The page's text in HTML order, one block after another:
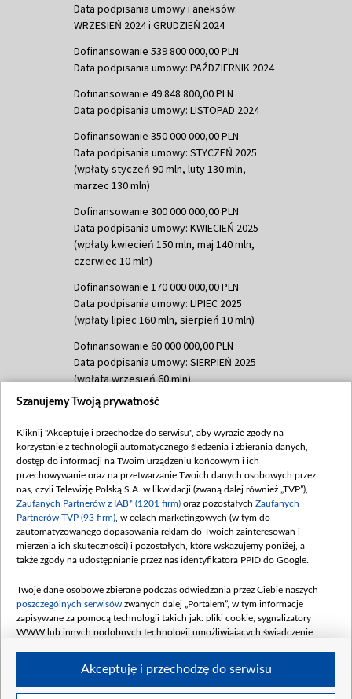
Data podpisania umowy i aneksów:
WRZESIEŃ 2024 i GRUDZIEŃ 2024
Dofinansowanie 539 800 000,00 PLN
Data podpisania umowy: PAŹDZIERNIK 2024
Dofinansowanie 49 848 800,00 PLN
Data podpisania umowy: LISTOPAD 2024
Dofinansowanie 350 000 000,00 PLN
Data podpisania umowy: STYCZEŃ 2025
(wpłaty styczeń 90 mln, luty 130 mln,
marzec 130 mln)
Dofinansowanie 300 000 000,00 PLN
Data podpisania umowy: KWIECIEŃ 2025
(wpłaty kwiecień 150 mln, maj 140 mln,
czerwiec 10 mln)
Dofinansowanie 170 000 000,00 PLN
Data podpisania umowy: LIPIEC 2025
(wpłaty lipiec 160 mln, sierpień 10 mln)
Dofinansowanie 60 000 000,00 PLN
Data podpisania umowy: SIERPIEŃ 2025
(wpłata wrzesień 60 mln)
Dofinansowanie 635 783 051,21 PLN
(wpłata wrzesień 100 mln, październik 350
mln, listopad 265 mln)
Dofinansowanie 48 862 000,00 PLN
Data podpisania umowy: GRUDZIEŃ 2025
(wpłata grudzień 60,548 mln)
Dofinansowanie 900 000 000,00 PLN
Data podpisania umowy: LUTY 2026 (wpłata
kwiecień 180 mln, 7 maja 180 mln, 8
czerwca 90 mln)
Dofinansowanie 250 000 000,00 PLN
4 sierpnia 250 mln
Szanujemy Twoją prywatność
Kliknij "Akceptuję i przechodzę do serwisu", aby wyrazić zgody na
korzystanie z technologii automatycznego śledzenia i zbierania danych,
dostęp do informacji na Twoim urządzeniu końcowym i ich
przechowywanie oraz na przetwarzanie Twoich danych osobowych przez
nas, czyli Telewizję Polską S.A. w likwidacji (zwaną dalej również „TVP”),
Zaufanych Partnerów z IAB* (1201 firm) oraz pozostałych Zaufanych
Partnerów TVP (93 firm) , w celach marketingowych (w tym do
zautomatyzowanego dopasowania reklam do Twoich zainteresowań i
mierzenia ich skuteczności) i pozostałych, które wskazujemy poniżej, a
także zgody na udostępnianie przez nas identyfikatora PPID do Google.
Twoje dane osobowe zbierane podczas odwiedzania przez Ciebie naszych
poszczególnych serwisów zwanych dalej „Portalem”, w tym informacje
zapisywane za pomocą technologii takich jak: pliki cookie, sygnalizatory
WWW lub innych podobnych technologii umożliwiających świadczenie
Akceptuję i przechodzę do serwisu